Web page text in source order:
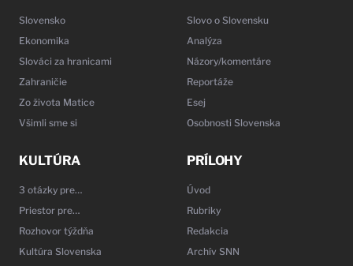
Slovensko
Ekonomika
Slováci za hranicami
Zahraničie
Zo života Matice
Všimli sme si
Slovo o Slovensku
Analýza
Názory/komentáre
Reportáže
Esej
Osobnosti Slovenska
KULTÚRA
3 otázky pre…
Priestor pre…
Rozhovor týždňa
Kultúra Slovenska
PRÍLOHY
Úvod
Rubriky
Redakcia
Archív SNN